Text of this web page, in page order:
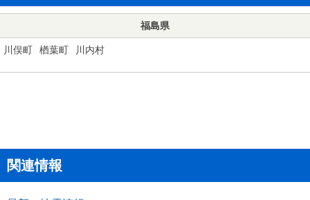
福島県
川俣町 楢葉町 川内村
関連情報